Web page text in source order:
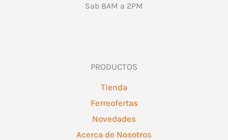
Sab 8AM a 2PM
PRODUCTOS
Tienda
Ferreofertas
Novedades
Acerca de Nosotros